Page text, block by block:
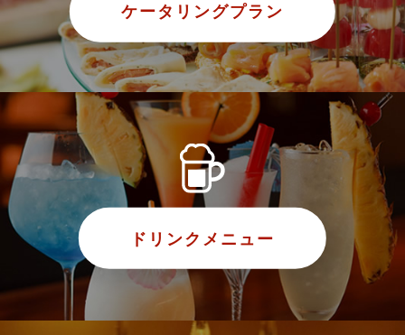
ケータリングプラン
ドリンクメニュー